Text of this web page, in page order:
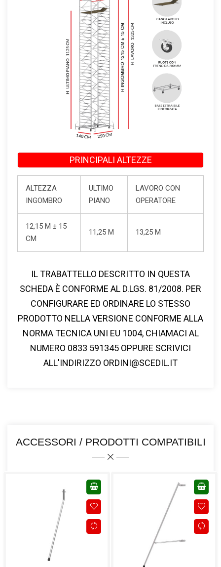
PRINCIPALI ALTEZZE
ALTEZZA
INGOMBRO
ULTIMO
PIANO
LAVORO CON
OPERATORE
12,15 M ± 15
CM
11,25 M 13,25 M
IL TRABATTELLO DESCRITTO IN QUESTA
SCHEDA È CONFORME AL D.LGS. 81/2008. PER
CONFIGURARE ED ORDINARE LO STESSO
PRODOTTO NELLA VERSIONE CONFORME ALLA
NORMA TECNICA UNI EU 1004, CHIAMACI AL
NUMERO 0833 591345 OPPURE SCRIVICI
ALL'INDIRIZZO ORDINI@SCEDIL.IT
ACCESSORI / PRODOTTI COMPATIBILI